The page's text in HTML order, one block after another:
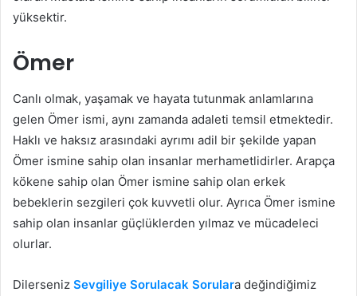
yüksektir.
Ömer
Canlı olmak, yaşamak ve hayata tutunmak anlamlarına
gelen Ömer ismi, aynı zamanda adaleti temsil etmektedir.
Haklı ve haksız arasındaki ayrımı adil bir şekilde yapan
Ömer ismine sahip olan insanlar merhametlidirler. Arapça
kökene sahip olan Ömer ismine sahip olan erkek
bebeklerin sezgileri çok kuvvetli olur. Ayrıca Ömer ismine
sahip olan insanlar güçlüklerden yılmaz ve mücadeleci
olurlar.
Dilerseniz Sevgiliye Sorulacak Sorulara değindiğimiz